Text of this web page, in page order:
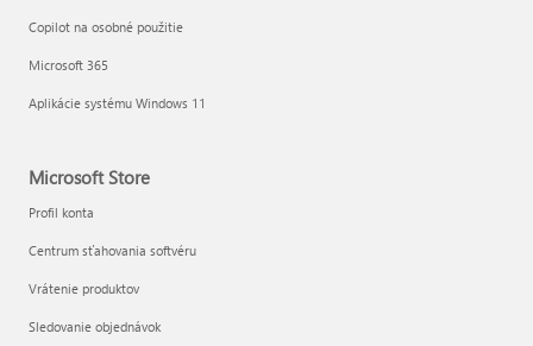
Copilot na osobné použitie
Microsoft 365
Aplikácie systému Windows 11
Microsoft Store
Profil konta
Centrum sťahovania softvéru
Vrátenie produktov
Sledovanie objednávok